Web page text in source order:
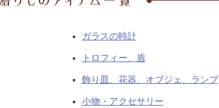
ガラスの時計
トロフィー、盾
飾り皿、花器、オブジェ、ランプ
小物・アクセサリー